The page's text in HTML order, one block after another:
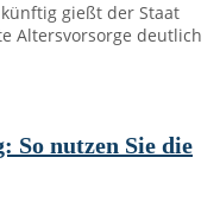
gießt der Staat
Altersvorsorge deutlich
So nutzen Sie die